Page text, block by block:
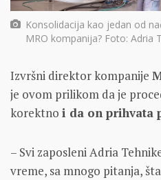
Konsolidacija kao jedan od
MRO kompanija? Foto: Adria
Izvršni direktor kompanije
je ovom prilikom da je
korektno i da on prihvata
– Svi zaposleni Adria
vreme, sa mnogo pitanja,